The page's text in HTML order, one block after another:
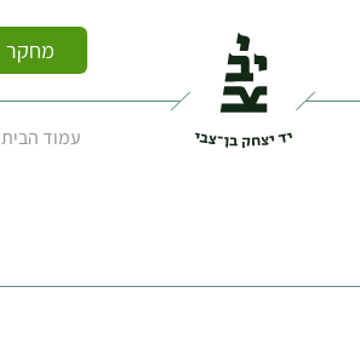
מחקר
עמוד הבית